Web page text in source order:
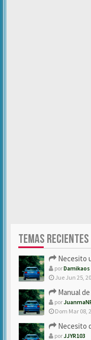
TEMAS RECIENTES
Necesito
porDamikaos
Jue Jun 25,
Manual
por
Dom Mar 08,
Necesito
porJJYR103